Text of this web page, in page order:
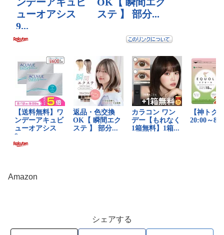
Amazon
シェアする